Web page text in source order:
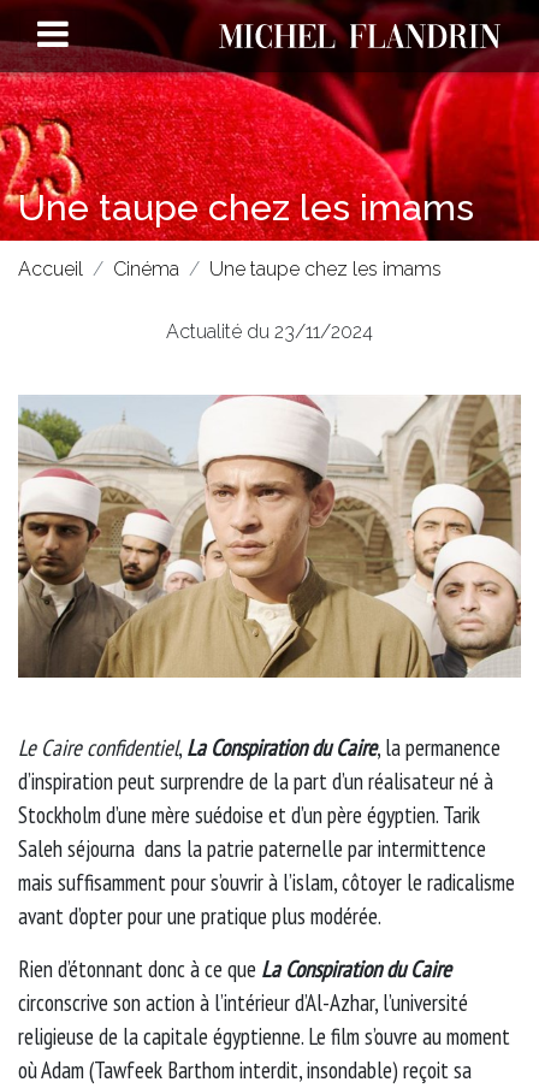
Une taupe chez les imams
Accueil Cinéma Une taupe chez les imams
Actualité du 23/11/2024
Le Caire confidentiel, La Conspiration du Caire, la permanence
d’inspiration peut surprendre de la part d’un réalisateur né à
Stockholm d’une mère suédoise et d’un père égyptien. Tarik
Saleh séjourna dans la patrie paternelle par intermittence
mais suffisamment pour s’ouvrir à l’islam, côtoyer le radicalisme
avant d’opter pour une pratique plus modérée.
Rien d’étonnant donc à ce que La Conspiration du Caire
circonscrive son action à l’intérieur d’Al-Azhar, l’université
religieuse de la capitale égyptienne. Le film s’ouvre au moment
où Adam (Tawfeek Barthom interdit, insondable) reçoit sa